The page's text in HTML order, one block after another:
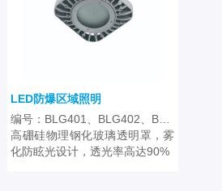
LED防爆区域照明
高硼硅物理钢化玻璃透明罩，雾
化防眩光设计，透光率高达90%